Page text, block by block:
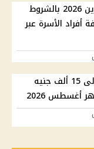
خطوات تحديث بطاقة التموين 2026 بالشروط
أفراد الأسرة عبر
وظائف خالية برواتب تصل إلى 15 ألف جنيه
أغسطس 2026